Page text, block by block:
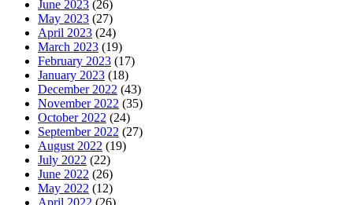
June 2023 (26)
May 2023 (27)
April 2023 (24)
March 2023 (19)
February 2023 (17)
January 2023 (18)
December 2022 (43)
November 2022 (35)
October 2022 (24)
September 2022 (27)
August 2022 (19)
July 2022 (22)
June 2022 (26)
May 2022 (12)
April 2022 (26)